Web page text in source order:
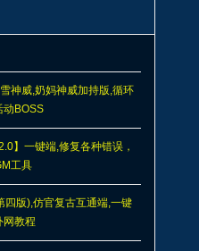
神威,奶妈神威加持版,循环
动BOSS
】一键端,修复各种错误，
工具
四版),仿官复古互通端,一键
网教程